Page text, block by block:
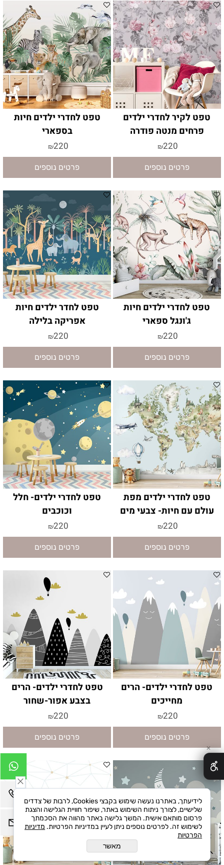
טפט לקיר לחדרי ילדים
פרחים מנטה פודרה
₪220
פרטים נוספים
טפט לחדרי ילדים חיות
בספארי
₪220
פרטים נוספים
טפט לחדרי ילדים חיות
ג'ונגל ספארי
₪220
פרטים נוספים
טפט לחדר ילדים חיות
אפריקה בלילה
₪220
פרטים נוספים
טפט לחדרי ילדים מפת
עולם עם חיות- צבעי מים
₪220
פרטים נוספים
טפט לחדרי ילדים- חלל
וכוכבים
₪220
פרטים נוספים
טפט לחדרי ילדים- הרים
מחייכים
₪220
פרטים נוספים
טפט לחדרי ילדים- הרים
בצבע אפור-שחור
₪220
פרטים נוספים
✕
לידיעתך, באתרנו נעשה שימוש בקבצי Cookies, לרבות של צדדים
שלישיים, לצורך ניתוח השימוש באתר, שיפור חוויית הגלישה והצגת
פרסום מותאם אישית. המשך גלישה באתר מהווה את הסכמתך
לשימוש זה. לפרטים נוספים ניתן לעיין במדיניות הפרטיות. מדיניות
הפרטיות
מאשר